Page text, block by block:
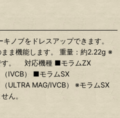
ノブをドレスアップできます。
ま機能します。 重量：約2.22g ※
す。 対応機種 ■モラムZX
IVCB） ■モラムSX
ULTRA MAG/IVCB） ※モラムSX
ん。